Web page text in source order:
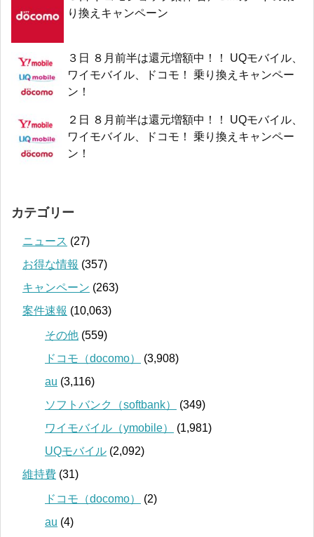
り換えキャンペーン
３日 ８月前半は還元増額中！！ UQモバイル、
ワイモバイル、ドコモ！ 乗り換えキャンペー
ン！
２日 ８月前半は還元増額中！！ UQモバイル、
ワイモバイル、ドコモ！ 乗り換えキャンペー
ン！
カテゴリー
ニュース (27)
お得な情報 (357)
キャンペーン (263)
案件速報 (10,063)
その他 (559)
ドコモ（docomo）
(3,908)
au (3,116)
ソフトバンク（softbank）
(349)
ワイモバイル（ymobile）
(1,981)
UQモバイル (2,092)
維持費 (31)
ドコモ（docomo）
(2)
au (4)